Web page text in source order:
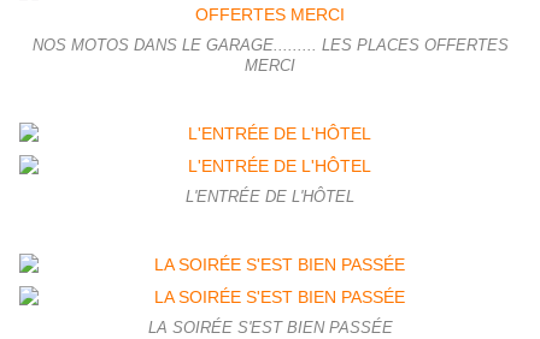
NOS MOTOS DANS LE GARAGE......... LES PLACES OFFERTES
MERCI
L'ENTRÉE DE L'HÔTEL
LA SOIRÉE S'EST BIEN PASSÉE